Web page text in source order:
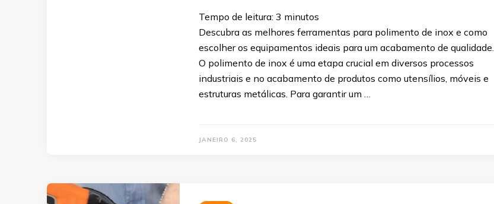
Tempo de leitura: 3 minutos
Descubra as melhores ferramentas para polimento de inox e como
escolher os equipamentos ideais para um acabamento de qualidade.
O polimento de inox é uma etapa crucial em diversos processos
industriais e no acabamento de produtos como utensílios, móveis e
estruturas metálicas. Para garantir um …
JANEIRO 6, 2025